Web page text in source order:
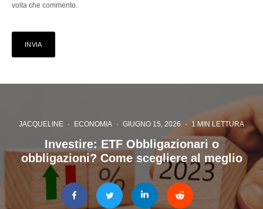
volta che commento.
JACQUELINE · ECONOMIA · GIUGNO 15, 2026 · 1 MIN LETTURA
Investire: ETF Obbligazionari o
obbligazioni? Come scegliere al meglio